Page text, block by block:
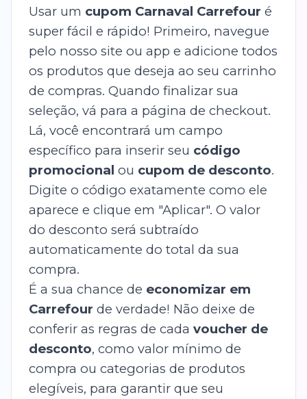
Usar um cupom Carnaval Carrefour é
super fácil e rápido! Primeiro, navegue
pelo nosso site ou app e adicione todos
os produtos que deseja ao seu carrinho
de compras. Quando finalizar sua
seleção, vá para a página de checkout.
Lá, você encontrará um campo
específico para inserir seu código
promocional ou cupom de desconto.
Digite o código exatamente como ele
aparece e clique em "Aplicar". O valor
do desconto será subtraído
automaticamente do total da sua
compra.
É a sua chance de economizar em
Carrefour de verdade! Não deixe de
conferir as regras de cada voucher de
desconto, como valor mínimo de
compra ou categorias de produtos
elegíveis, para garantir que seu